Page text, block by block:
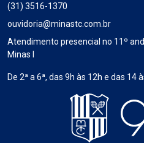
(31) 3516-1370
ouvidoria@minastc.com.br
Atendimento presencial no 11º
Minas I
De 2ª a 6ª, das 9h às 12h e das 14